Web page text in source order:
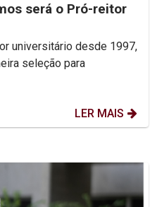
será o Pró-reitor
universitário desde 1997,
seleção para
LER MAIS